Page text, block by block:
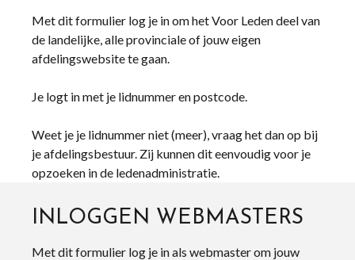
Met dit formulier log je in om het Voor Leden deel van
de landelijke, alle provinciale of jouw eigen
afdelingswebsite te gaan.
Je logt in met je lidnummer en postcode.
Weet je je lidnummer niet (meer), vraag het dan op bij
je afdelingsbestuur. Zij kunnen dit eenvoudig voor je
opzoeken in de ledenadministratie.
INLOGGEN WEBMASTERS
Met dit formulier log je in als webmaster om jouw